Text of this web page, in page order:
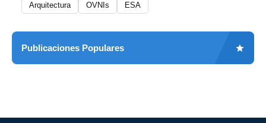
Arquitectura
OVNIs ESA
Publicaciones Populares